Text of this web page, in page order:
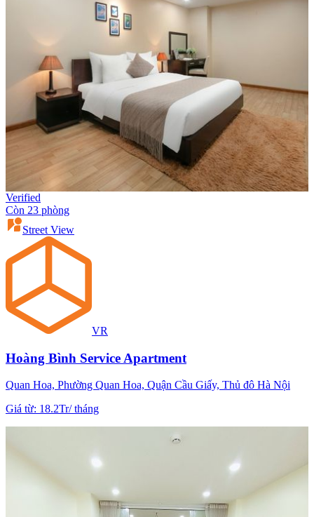
Verified
Còn 23 phòng
Street View
VR
Hoàng Bình Service Apartment
Quan Hoa, Phường Quan Hoa, Quận Cầu Giấy, Thủ đô Hà Nội
Giá từ: 18.2Tr/tháng